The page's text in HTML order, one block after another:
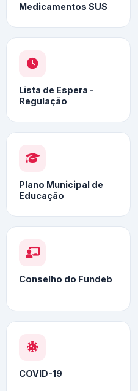
Medicamentos SUS
Lista de Espera -
Regulação
Plano Municipal de
Educação
Conselho do Fundeb
COVID-19